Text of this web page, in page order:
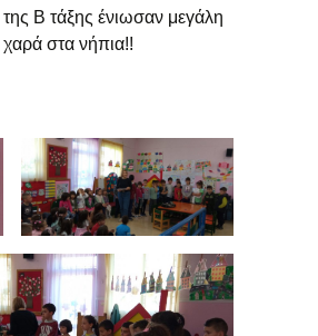
Β τάξης ένιωσαν μεγάλη
στα νήπια!!